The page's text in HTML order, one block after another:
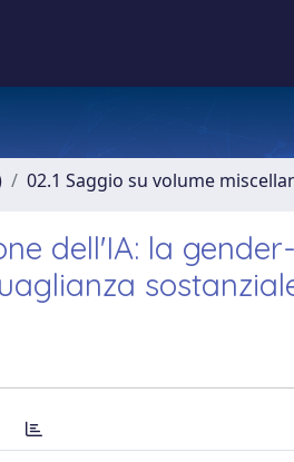
02.1 Saggio su volume
dell'IA: la